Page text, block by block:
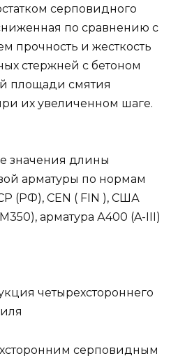
серповидного
по сравнению с
прочность и жесткость
стержней с бетоном
площади смятия
их увеличенном шаге.
значения длины
арматуры по нормам
(РФ), CEN ( FIN ), США
арматура А400 (A-III)
четырехстороннего
серповидным